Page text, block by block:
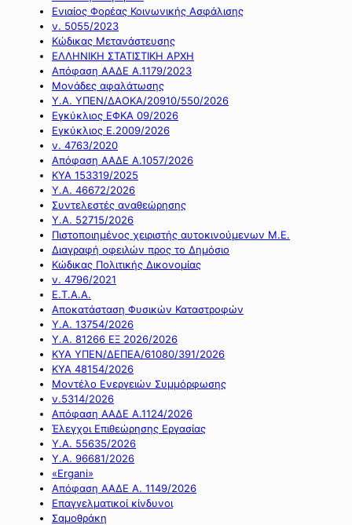
Ενιαίος Φορέας Κοινωνικής Ασφάλισης
ν. 5055/2023
Κώδικας Μετανάστευσης
ΕΛΛΗΝΙΚΗ ΣΤΑΤΙΣΤΙΚΗ ΑΡΧΗ
Απόφαση ΑΑΔΕ Α.1179/2023
Μονάδες αφαλάτωσης
Υ.Α. ΥΠΕΝ/ΔΑΟΚΑ/20910/550/2026
Εγκύκλιος ΕΦΚΑ 09/2026
Εγκύκλιος Ε.2009/2026
ν. 4763/2020
Απόφαση ΑΑΔΕ Α.1057/2026
ΚΥΑ 153319/2025
Υ.Α. 46672/2026
Συντελεστές αναθεώρησης
Υ.Α. 52715/2026
Πιστοποιημένος χειριστής αυτοκινούμενων Μ.Ε.
Διαγραφή οφειλών προς το Δημόσιο
Κώδικας Πολιτικής Δικονομίας
ν. 4796/2021
Ε.Τ.Α.Α.
Αποκατάσταση Φυσικών Καταστροφών
Υ.Α. 13754/2026
Υ.Α. 81266 ΕΞ 2026/2026
ΚΥΑ ΥΠΕΝ/ΔΕΠΕΑ/61080/391/2026
ΚΥΑ 48154/2026
Μοντέλο Ενεργειών Συμμόρφωσης
ν.5314/2026
Απόφαση ΑΑΔΕ Α.1124/2026
Έλεγχοι Επιθεώρησης Εργασίας
Υ.Α. 55635/2026
Υ.Α. 96681/2026
«Ergani»
Απόφαση ΑΑΔΕ Α. 1149/2026
Επαγγελματικοί κίνδυνοι
Σαμοθράκη